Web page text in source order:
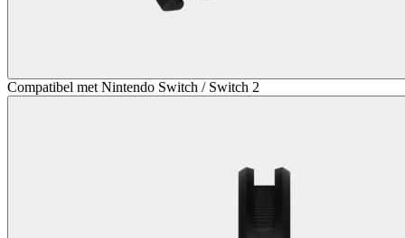
Compatibel met Nintendo Switch / Switch 2